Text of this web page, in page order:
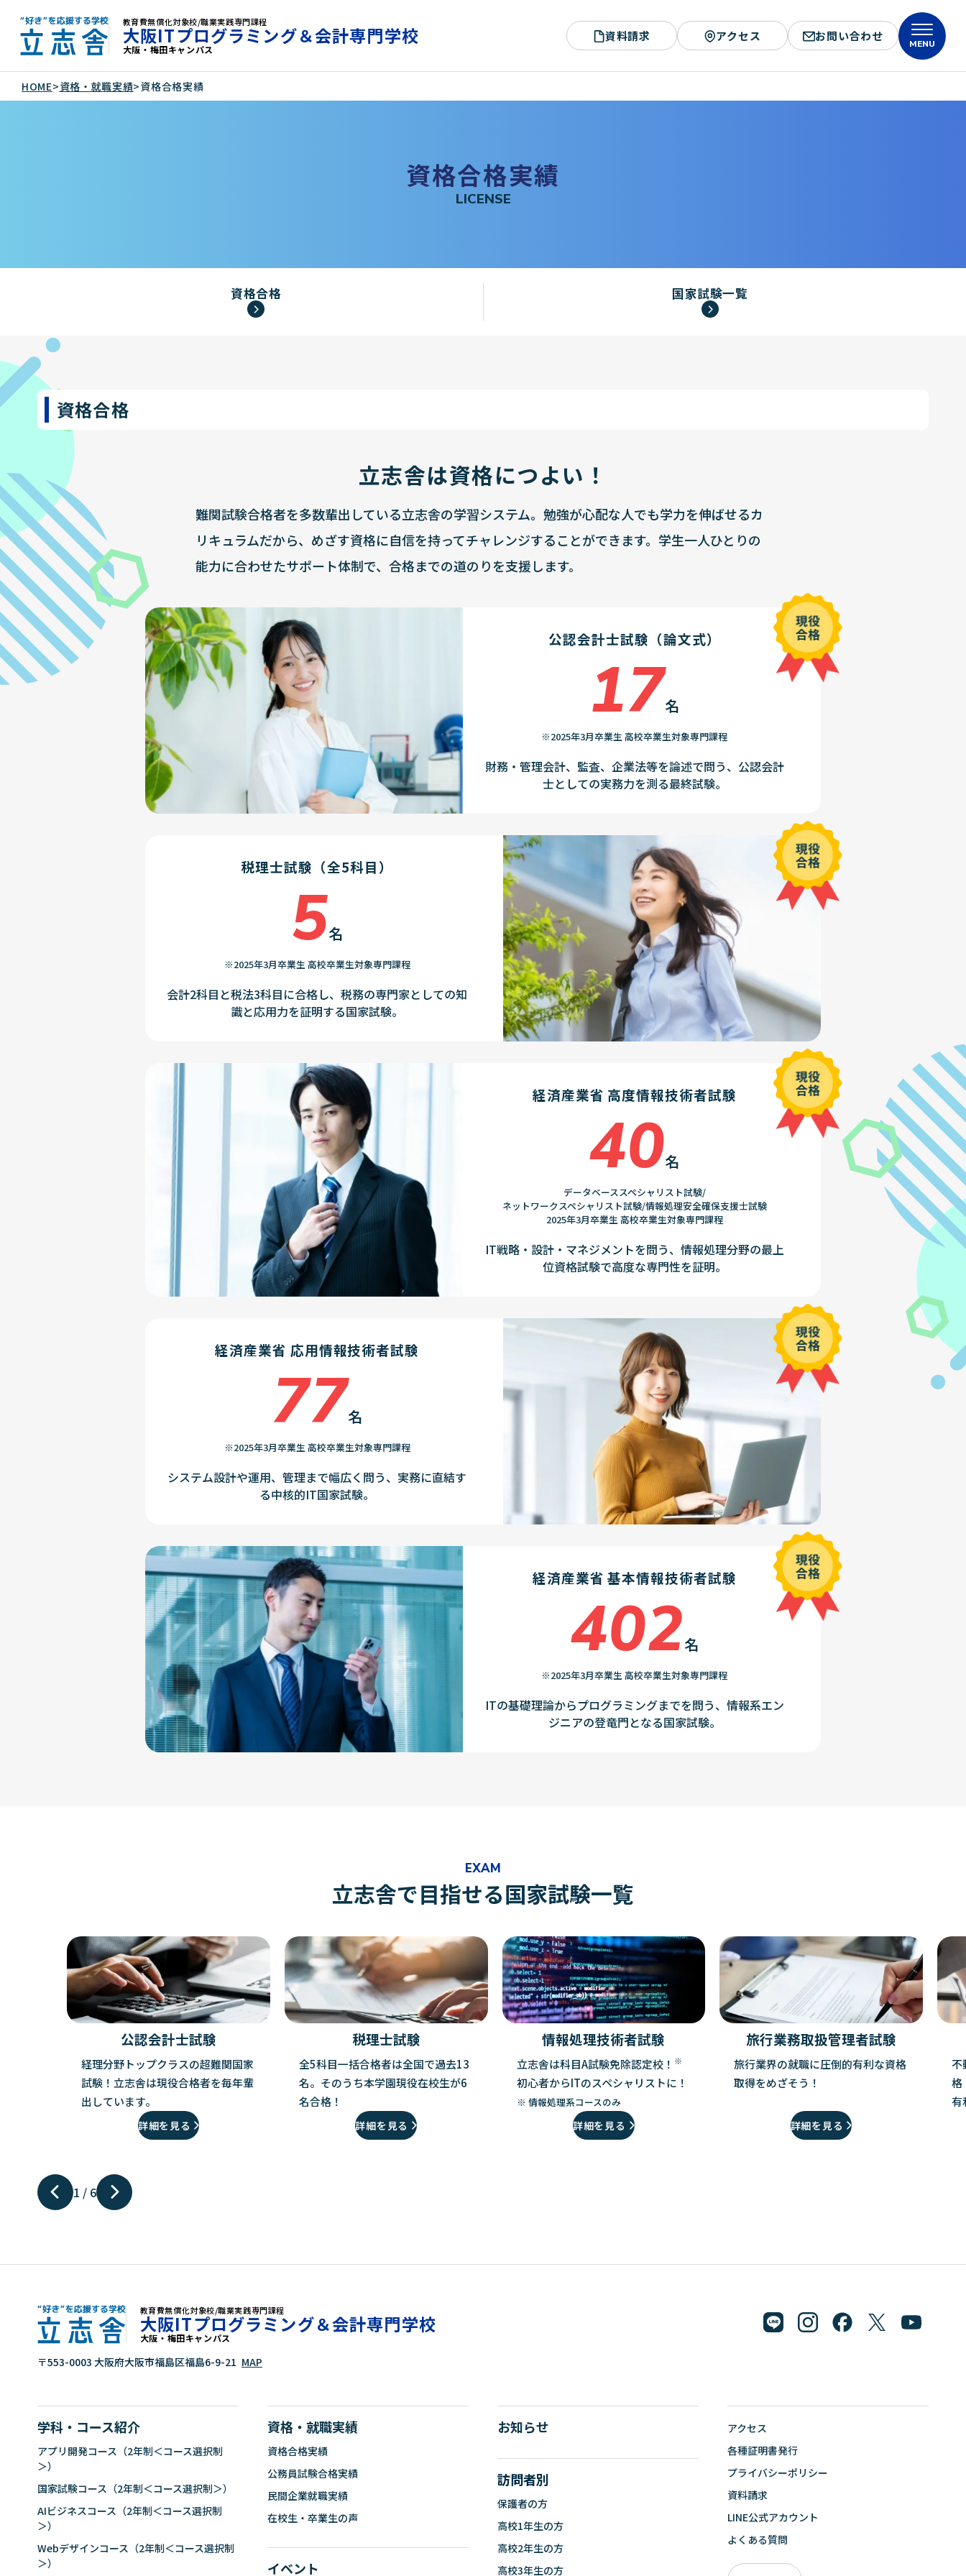
教育費無償化対象校/職業実践専門課程
大阪ITプログラミング＆会計専門学校
大阪・梅田キャンパス
資料請求 アクセス お問い合わせ
MENU
HOME>資格・就職実績>資格合格実績
資格合格実績
LICENSE
資格合格 国家試験一覧
資格合格
立志舎は資格につよい！
難関試験合格者を多数輩出している立志舎の学習システム。勉強が心配な人でも学力を伸ばせるカ
リキュラムだから、めざす資格に自信を持ってチャレンジすることができます。学生一人ひとりの
能力に合わせたサポート体制で、合格までの道のりを支援します。
公認会計士試験（論文式）
17名
※2025年3月卒業生 高校卒業生対象専門課程
財務・管理会計、監査、企業法等を論述で問う、公認会計
士としての実務力を測る最終試験。
税理士試験（全5科目）
5名
※2025年3月卒業生 高校卒業生対象専門課程
会計2科目と税法3科目に合格し、税務の専門家としての知
識と応用力を証明する国家試験。
経済産業省 高度情報技術者試験
40名
データベーススペシャリスト試験/
ネットワークスペシャリスト試験/情報処理安全確保支援士試験
2025年3月卒業生 高校卒業生対象専門課程
IT戦略・設計・マネジメントを問う、情報処理分野の最上
位資格試験で高度な専門性を証明。
経済産業省 応用情報技術者試験
77名
※2025年3月卒業生 高校卒業生対象専門課程
システム設計や運用、管理まで幅広く問う、実務に直結す
る中核的IT国家試験。
経済産業省 基本情報技術者試験
402名
※2025年3月卒業生 高校卒業生対象専門課程
ITの基礎理論からプログラミングまでを問う、情報系エン
ジニアの登竜門となる国家試験。
立志舎で目指せる国家試験一覧
EXAM
公認会計士試験
経理分野トップクラスの超難関国家
試験！立志舎は現役合格者を毎年輩
出しています。
詳細を見る
税理士試験
全5科目一括合格者は全国で過去13
名。そのうち本学園現役在校生が6
名合格！
詳細を見る
情報処理技術者試験
立志舎は科目A試験免除認定校！ ※
初心者からITのスペシャリストに！
※ 情報処理系コースのみ
詳細を見る
旅行業務取扱管理者試験
旅行業界の就職に圧倒的有利な資格
取得をめざそう！
詳細を見る
不
格
有
1 / 6
教育費無償化対象校/職業実践専門課程
大阪ITプログラミング＆会計専門学校
大阪・梅田キャンパス
〒553-0003 大阪府大阪市福島区福島6-9-21 MAP
学科・コース紹介
アプリ開発コース（2年制＜コース選択制
＞）
国家試験コース（2年制＜コース選択制＞）
AIビジネスコース（2年制＜コース選択制
＞）
Webデザインコース（2年制＜コース選択制
＞）
資格・就職実績
資格合格実績
公務員試験合格実績
民間企業就職実績
在校生・卒業生の声
イベント
お知らせ
訪問者別
保護者の方
高校1年生の方
高校2年生の方
高校3年生の方
アクセス
各種証明書発行
プライバシーポリシー
資料請求
LINE公式アカウント
よくある質問